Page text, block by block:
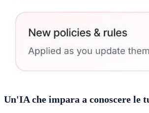
Un'IA che impara a conoscere le